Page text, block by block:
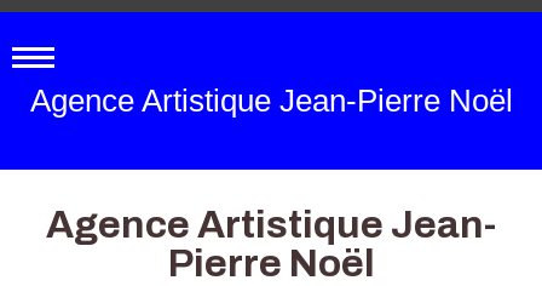
Agence Artistique Jean-Pierre Noël
Agence Artistique Jean-
Pierre Noël